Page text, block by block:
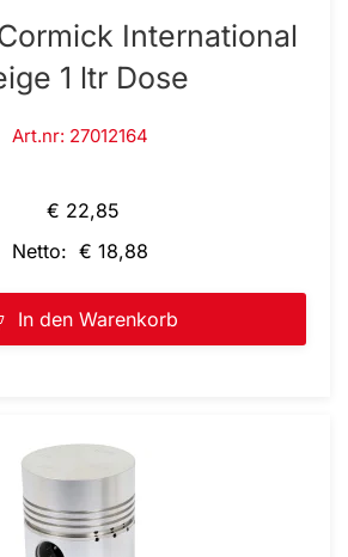
International
1 ltr Dose
Art.nr: 27012164
€ 22,85
Netto: € 18,88
In den Warenkorb